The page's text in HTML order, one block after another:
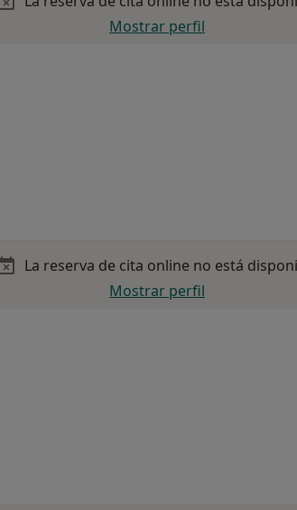
Mostrar perfil
La reserva de cita online no está
Mostrar perfil